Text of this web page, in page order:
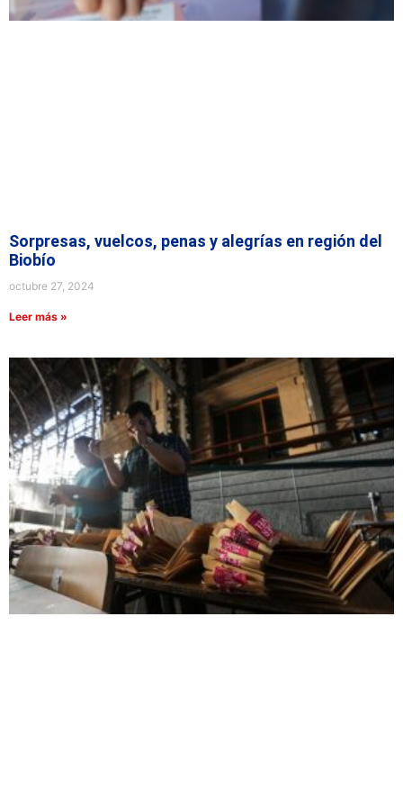
Sorpresas, vuelcos, penas y alegrías en región del
Biobío
octubre 27, 2024
Leer más »